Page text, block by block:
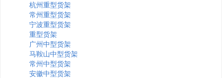
杭州重型货架
常州重型货架
宁波重型货架
重型货架
广州中型货架
马鞍山中型货架
常州中型货架
安徽中型货架